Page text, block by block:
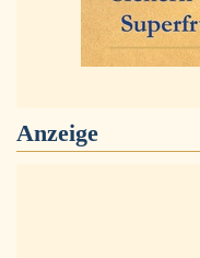
Anzeige